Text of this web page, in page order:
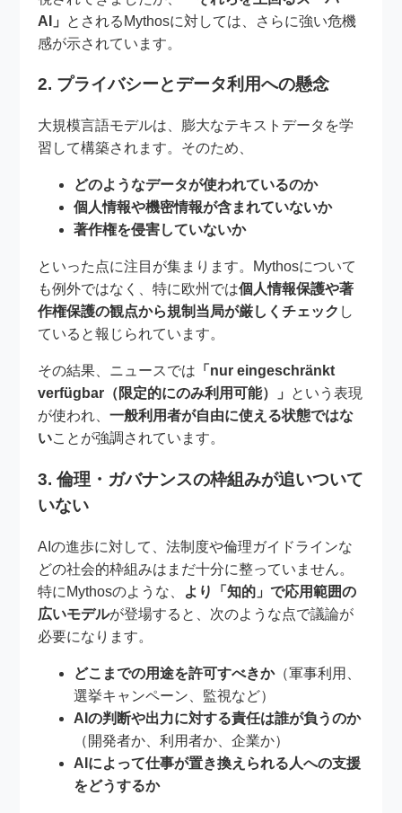
AI」 とされるMythosに対しては、さらに強い危機
感が示されています。
2. プライバシーとデータ利用への懸念
大規模言語モデルは、膨大なテキストデータを学
習して構築されます。そのため、
どのようなデータが使われているのか
個人情報や機密情報が含まれていないか
著作権を侵害していないか
といった点に注目が集まります。Mythosについて
も例外ではなく、特に欧州では個人情報保護や著
作権保護の観点から規制当局が厳しくチェック し
ていると報じられています。
その結果、ニュースでは 「nur eingeschränkt
verfügbar（限定的にのみ利用可能）」 という表現
が使われ、一般利用者が自由に使える状態ではな
いことが強調されています。
3. 倫理・ガバナンスの枠組みが追いついて
いない
AIの進歩に対して、法制度や倫理ガイドラインな
どの社会的枠組みはまだ十分に整っていません。
特にMythosのような、 より「知的」で応用範囲の
広いモデルが登場すると、次のような点で議論が
必要になります。
どこまでの用途を許可すべきか（軍事利用、
選挙キャンペーン、監視など）
AIの判断や出力に対する責任は誰が負うのか
（開発者か、利用者か、企業か）
AIによって仕事が置き換えられる人への支援
をどうするか